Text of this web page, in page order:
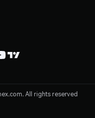
All rights reserved